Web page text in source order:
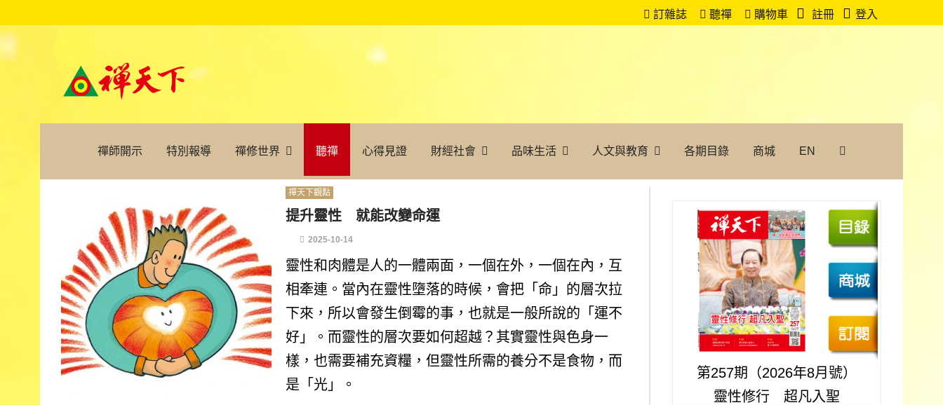
訂雜誌 聽禪 購物車 註冊 登入
禪師開示 特別報導 禪修世界 聽禪 心得見證 財經社會 品味生活 人文與教育 各期目錄 商城 EN
禪天下觀點
提升靈性 就能改變命運
2025-10-14
靈性和肉體是人的一體兩面，一個在外，一個在內，互
相牽連。當內在靈性墮落的時候，會把「命」的層次拉
下來，所以會發生倒霉的事，也就是一般所說的「運不
好」。而靈性的層次要如何超越？其實靈性與色身一
樣，也需要補充資糧，但靈性所需的養分不是食物，而
是「光」。
第257期（2026年8月號）
靈性修行 超凡入聖